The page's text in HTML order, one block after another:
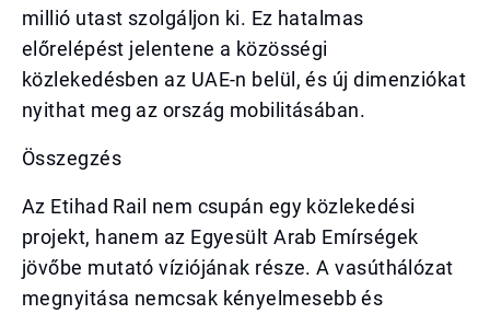
millió utast szolgáljon ki. Ez hatalmas
előrelépést jelentene a közösségi
közlekedésben az UAE-n belül, és új dimenziókat
nyithat meg az ország mobilitásában.
Összegzés
Az Etihad Rail nem csupán egy közlekedési
projekt, hanem az Egyesült Arab Emírségek
jövőbe mutató víziójának része. A vasúthálózat
megnyitása nemcsak kényelmesebb és